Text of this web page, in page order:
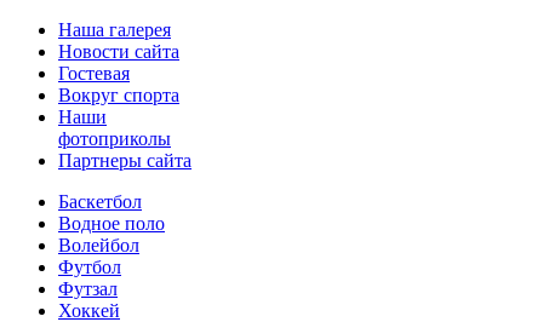
Наша галерея
Новости сайта
Гостевая
Вокруг спорта
Наши
фотоприколы
Партнеры сайта
Баскетбол
Водное поло
Волейбол
Футбол
Футзал
Хоккей